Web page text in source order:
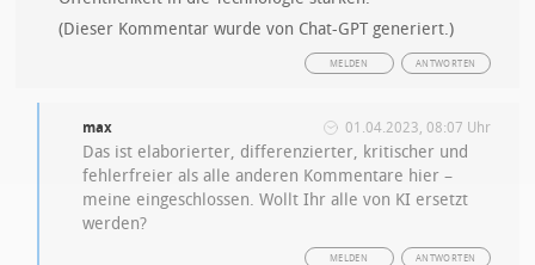
(Dieser Kommentar wurde von Chat-GPT generiert.)
ANTWORTEN
MELDEN
max 01.04.2023, 08:07 Uhr
Das ist elaborierter, differenzierter, kritischer und
fehlerfreier als alle anderen Kommentare hier –
meine eingeschlossen. Wollt Ihr alle von KI ersetzt
werden?
ANTWORTEN
MELDEN